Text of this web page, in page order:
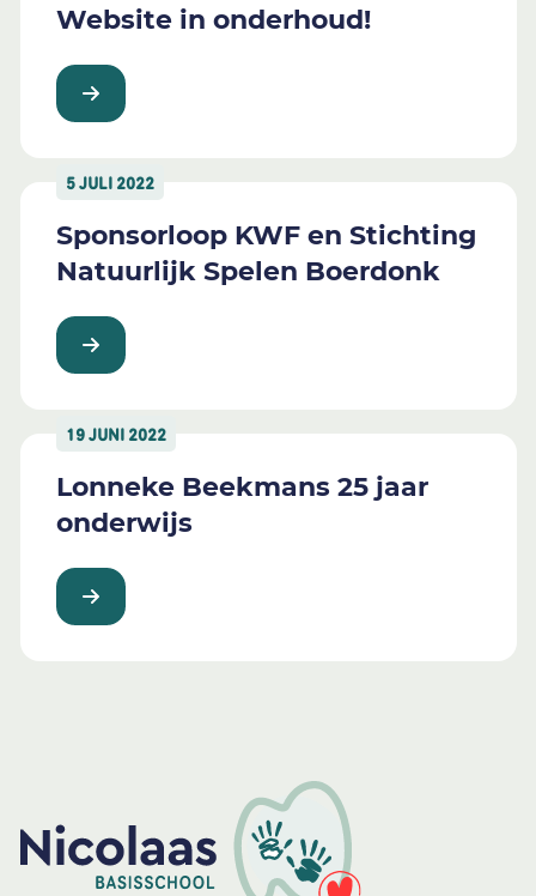
Website in onderhoud!
5 JULI 2022
Sponsorloop KWF en Stichting
Natuurlijk Spelen Boerdonk
19 JUNI 2022
Lonneke Beekmans 25 jaar
onderwijs